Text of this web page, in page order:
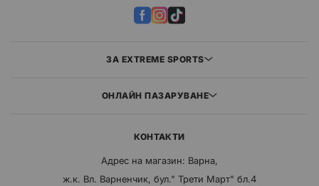
ЗА EXTREME SPORTS
ОНЛАЙН ПАЗАРУВАНЕ
КОНТАКТИ
Адрес на магазин: Варна,
ж.к. Вл. Варненчик, бул." Трети Март" бл.4